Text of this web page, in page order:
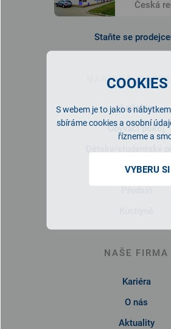
S webem je to jako s
sbíráme cookies a osobní
řízneme a
VYBERU SI
Česká
Staňte se
NABÍDKA
Ložnice
Obývací pokoj
Pracovna
NAŠE FIRMA
Kariéra
O nás
Aktuality